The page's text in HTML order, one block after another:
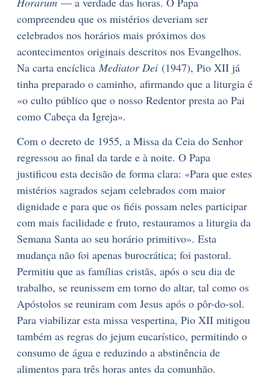
compreendeu que os mistérios deveriam ser
celebrados nos horários mais próximos dos
acontecimentos originais descritos nos Evangelhos.
Na carta encíclica Mediator Dei(1947), Pio XII já
tinha preparado o caminho, afirmando que a liturgia é
«o culto público que o nosso Redentor presta ao Pai
como Cabeça da Igreja».
Com o decreto de 1955, a Missa da Ceia do Senhor
regressou ao final da tarde e à noite. O Papa
justificou esta decisão de forma clara: «Para que estes
mistérios sagrados sejam celebrados com maior
dignidade e para que os fiéis possam neles participar
com mais facilidade e fruto, restauramos a liturgia da
Semana Santa ao seu horário primitivo». Esta
mudança não foi apenas burocrática; foi pastoral.
Permitiu que as famílias cristãs, após o seu dia de
trabalho, se reunissem em torno do altar, tal como os
Apóstolos se reuniram com Jesus após o pôr-do-sol.
Para viabilizar esta missa vespertina, Pio XII mitigou
também as regras do jejum eucarístico, permitindo o
consumo de água e reduzindo a abstinência de
alimentos para três horas antes da comunhão.